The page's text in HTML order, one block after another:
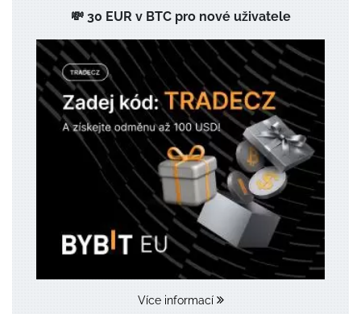
💸 30 EUR v BTC pro nové uživatele
Více informací